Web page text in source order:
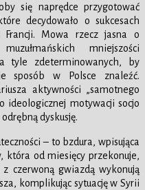
się naprędce przygotować
decydowało o sukcesach
Mowa rzecz jasna o
mniejszości
tyle zdeterminowanych, by
sposób w Polsce znaleźć.
aktywności „samotnego
ideologicznej motywacji socjo
dyskusję.
– to bzdura, wpisująca
która od miesięcy przekonuje,
czerwoną gwiazdą wykonują
komplikując sytuację w Syrii